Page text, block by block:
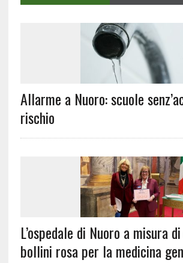
Allarme a Nuoro: scuole
rischio
L’ospedale di Nuoro a misura
bollini rosa per la medicina